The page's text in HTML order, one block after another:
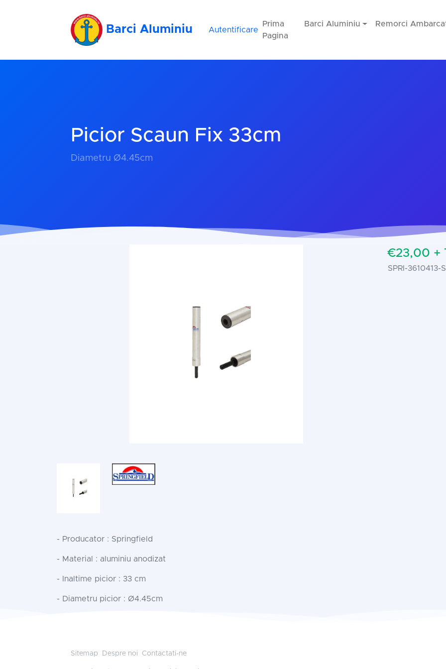
Barci Aluminiu Autentificare
Prima
Pagina
Barci Aluminiu Remorci
Picior Scaun Fix 33cm
Diametru Ø4.45cm
€23,00 +
SPRI-3610413-S
- Producator : Springfield
- Material : aluminiu anodizat
- Inaltime picior : 33 cm
- Diametru picior : Ø4.45cm
Sitemap Despre noi Contactati-ne